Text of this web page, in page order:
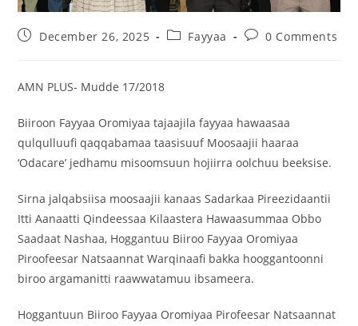
December 26, 2025 Fayyaa 0 Comments
AMN PLUS- Mudde 17/2018
Biiroon Fayyaa Oromiyaa tajaajila fayyaa hawaasaa
qulqulluufi qaqqabamaa taasisuuf Moosaajii haaraa
‘Odacare’ jedhamu misoomsuun hojiirra oolchuu beeksise.
Sirna jalqabsiisa moosaajii kanaas Sadarkaa Pireezidaantii
Itti Aanaatti Qindeessaa Kilaastera Hawaasummaa Obbo
Saadaat Nashaa, Hoggantuu Biiroo Fayyaa Oromiyaa
Piroofeesar Natsaannat Warqinaafi bakka hooggantoonni
biroo argamanitti raawwatamuu ibsameera.
Hoggantuun Biiroo Fayyaa Oromiyaa Pirofeesar Natsaannat